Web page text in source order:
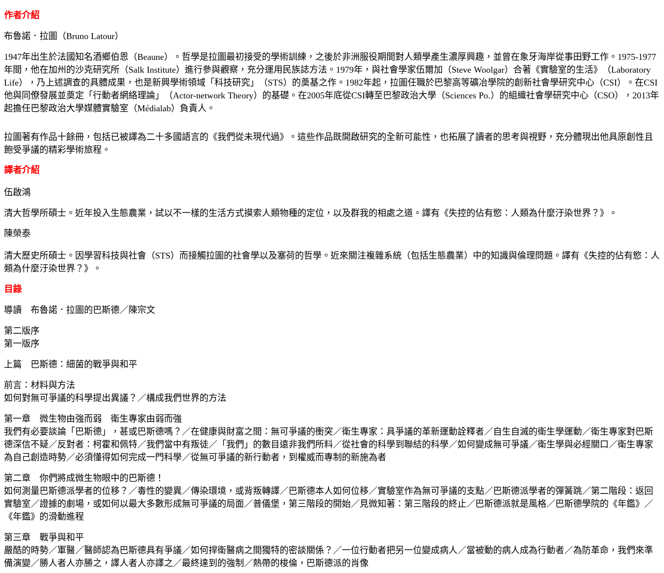
作者介紹
布魯諾．拉圖（Bruno Latour）
1947年出生於法國知名酒鄉伯恩（Beaune）。哲學是拉圖最初接受的學術訓練，之後於非洲服役期間對人類學產生濃厚興趣，並曾在象牙海岸從事田野工作。1975-1977
年間，他在加州的沙克研究所（Salk Institute）進行參與觀察，充分運用民族誌方法。1979年，與社會學家伍爾加（Steve Woolgar）合著《實驗室的生活》（Laboratory
Life），乃上述調查的具體成果，也是新興學術領域「科技研究」（STS）的奠基之作。1982年起，拉圖任職於巴黎高等礦冶學院的創新社會學研究中心（CSI）。在CSI
他與同僚發展並奠定「行動者網絡理論」（Actor-network Theory）的基礎。在2005年底從CSI轉至巴黎政治大學（Sciences Po.）的組織社會學研究中心（CSO），2013年
起擔任巴黎政治大學媒體實驗室（Médialab）負責人。
拉圖著有作品十餘冊，包括已被譯為二十多國語言的《我們從未現代過》。這些作品既開啟研究的全新可能性，也拓展了讀者的思考與視野，充分體現出他具原創性且
飽受爭議的精彩學術旅程。
譯者介紹
伍啟鴻
清大哲學所碩士。近年投入生態農業，試以不一樣的生活方式摸索人類物種的定位，以及群我的相處之道。譯有《失控的佔有慾：人類為什麼汙染世界？》。
陳榮泰
清大歷史所碩士。因學習科技與社會（STS）而接觸拉圖的社會學以及塞荷的哲學。近來關注複雜系統（包括生態農業）中的知識與倫理問題。譯有《失控的佔有慾：人
類為什麼汙染世界？》。
目錄
導讀 布魯諾．拉圖的巴斯德／陳宗文
第二版序
第一版序
上篇 巴斯德：細菌的戰爭與和平
前言：材料與方法
如何對無可爭議的科學提出異議？／構成我們世界的方法
第一章 微生物由強而弱 衛生專家由弱而強
我們有必要談論「巴斯德」，甚或巴斯德嗎？／在健康與財富之間：無可爭議的衝突／衛生專家：具爭議的革新運動詮釋者／自生自滅的衛生學運動／衛生專家對巴斯
德深信不疑／反對者：柯霍和佩特／我們當中有叛徒／「我們」的數目遠非我們所料／從社會的科學到聯結的科學／如何變成無可爭議／衛生學與必經關口／衛生專家
為自己創造時勢／必須懂得如何完成一門科學／從無可爭議的新行動者，到權威而專制的新施為者
第二章 你們將成微生物眼中的巴斯德！
如何測量巴斯德派學者的位移？／毒性的變異／傳染環境，或背叛轉譯／巴斯德本人如何位移／實驗室作為無可爭議的支點／巴斯德派學者的彈簧跳／第二階段：返回
實驗室／證據的劇場，或如何以最大多數形成無可爭議的局面／普儀堡，第三階段的開始／見微知著：第三階段的終止／巴斯德派就是風格／巴斯德學院的《年鑑》／
《年鑑》的滑動進程
第三章 戰爭與和平
嚴酷的時勢／軍醫／醫師認為巴斯德具有爭議／如何捍衛醫病之間獨特的密談關係？／一位行動者把另一位變成病人／當被動的病人成為行動者／為防革命，我們來準
備演變／勝人者人亦勝之，譯人者人亦譯之／最終達到的強制／熱帶的梭倫，巴斯德派的肖像